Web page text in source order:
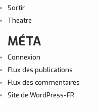
Sortir
Theatre
MÉTA
Connexion
Flux des publications
Flux des commentaires
Site de WordPress-FR